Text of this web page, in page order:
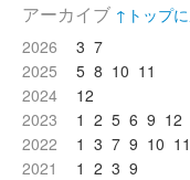
アーカイブ ↑トップ
2026
3 7
2025
5 8 10 11
2024
12
2023
1 2 5 6 9 12
2022
1 3 7 9 10 11
2021
1 2 3 9